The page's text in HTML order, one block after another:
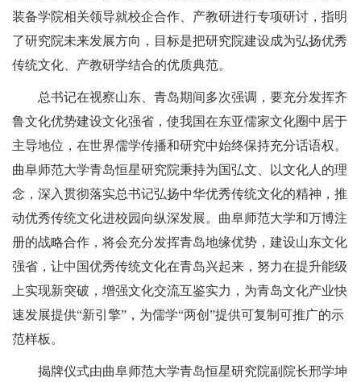
装备学院相关领导就校企合作、产教研进行专项研讨，指明
了研究院未来发展方向，目标是把研究院建设成为弘扬优秀
传统文化、产教研学结合的优质典范。
总书记在视察山东、青岛期间多次强调，要充分发挥齐
鲁文化优势建设文化强省，使我国在东亚儒家文化圈中居于
主导地位，在世界儒学传播和研究中始终保持充分话语权。
曲阜师范大学青岛恒星研究院秉持为国弘文、以文化人的理
念，深入贯彻落实总书记弘扬中华优秀传统文化的精神，推
动优秀传统文化进校园向纵深发展。曲阜师范大学和万博注
册的战略合作，将会充分发挥青岛地缘优势，建设山东文化
强省，让中国优秀传统文化在青岛兴起来，努力在提升能级
上实现新突破，增强文化交流互鉴实力，为青岛文化产业快
速发展提供“新引擎”，为儒学“两创”提供可复制可推广的示
范样板。
揭牌仪式由曲阜师范大学青岛恒星研究院副院长邢学坤